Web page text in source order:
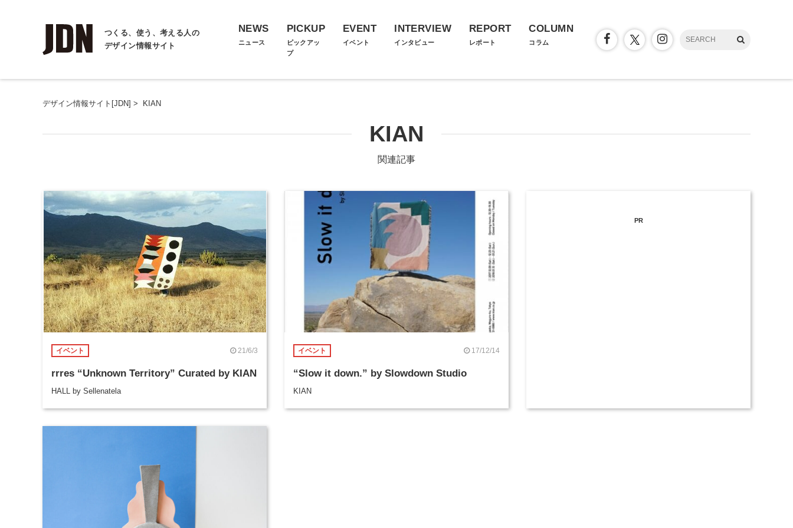
つくる、使う、考える人の
デザイン情報サイト
NEWS
ニュース
PICKUP
ピックアッ
プ
EVENT
イベント
INTERVIEW
インタビュー
REPORT
レポート
COLUMN
コラム
デザイン情報サイト[JDN] > KIAN
KIAN
関連記事
イベント 21/6/3
rrres “Unknown Territory” Curated by KIAN
HALL by Sellenatela
イベント 17/12/14
“Slow it down.” by Slowdown Studio
KIAN
PR